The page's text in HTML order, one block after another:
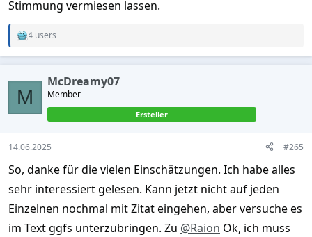
Stimmung vermiesen lassen.
R
t
o
n
4 users
M
McDreamy07
Member
Ersteller
14.06.2025 #265
So, danke für die vielen Einschätzungen. Ich habe alles
sehr interessiert gelesen. Kann jetzt nicht auf jeden
Einzelnen nochmal mit Zitat eingehen, aber versuche es
im Text ggfs unterzubringen. Zu @Raion Ok, ich muss